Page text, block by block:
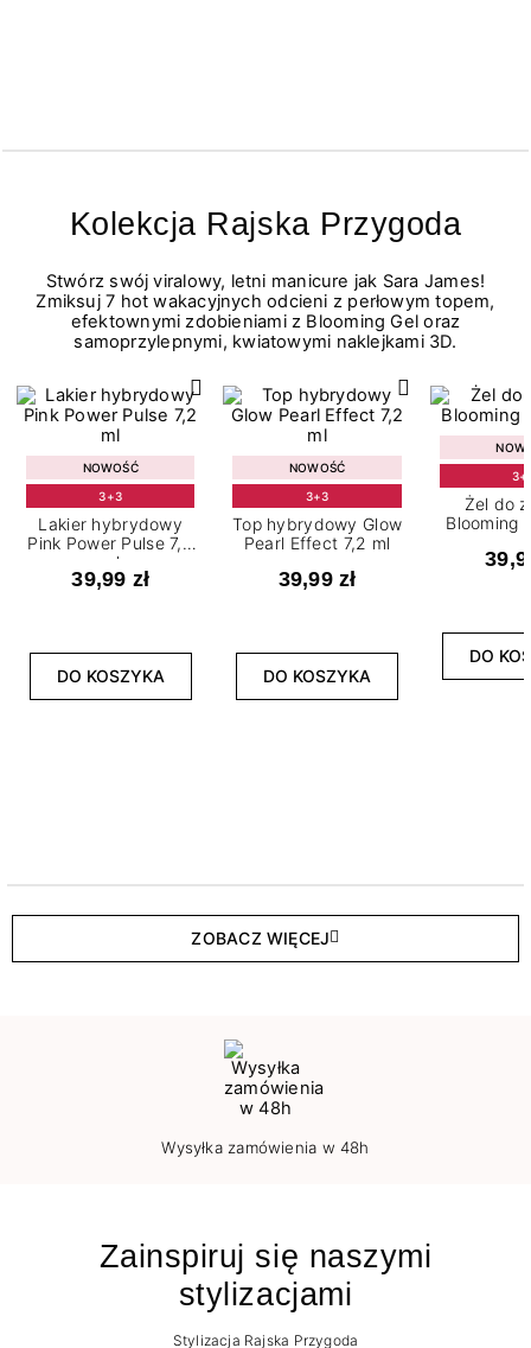
Kolekcja Rajska Przygoda
Stwórz swój viralowy, letni manicure jak Sara James!
Zmiksuj 7 hot wakacyjnych odcieni z perłowym topem,
efektownymi zdobieniami z Blooming Gel oraz
samoprzylepnymi, kwiatowymi naklejkami 3D.
NOWOŚĆ
3+3
Lakier hybrydowy
Pink Power Pulse 7,2
ml
39,99 zł
DO KOSZYKA
NOWOŚĆ
3+3
Top hybrydowy Glow
Pearl Effect 7,2 ml
39,99 zł
DO KOSZYKA
Żel do
Blooming
DO
ZOBACZ WIĘCEJ
Wysyłka zamówienia w 48h
Zainspiruj się naszymi
stylizacjami
Stylizacja Rajska Przygoda